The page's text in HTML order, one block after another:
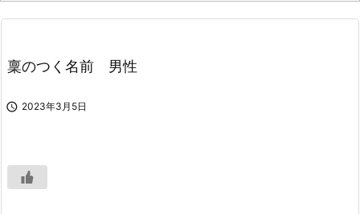

稟のつく名前 男性
 2023年3月5日